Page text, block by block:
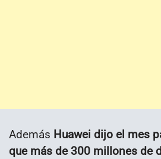
Además Huawei dijo el mes
que más de 300 millones de